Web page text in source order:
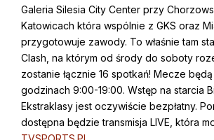
Galeria Silesia City Center przy
Katowicach która wspólnie z GKS oraz
przygotowuje zawody. To właśnie tam
Clash, na którym od środy do soboty
zostanie łącznie 16 spotkań! Mecze
godzinach 9:00-19:00. Wstęp na starcia
Ekstraklasy jest oczywiście bezpłatny.
dostępna będzie transmisja LIVE, która